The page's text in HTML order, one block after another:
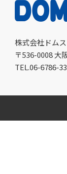
株式会社ドムス
〒536-0008 大
TEL.06-6786-